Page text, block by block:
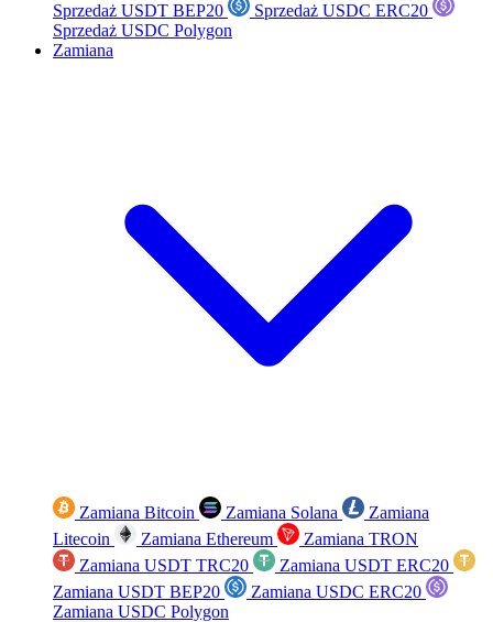
Sprzedaż USDT BEP20
Sprzedaż USDC ERC20
Sprzedaż USDC Polygon
Zamiana
Zamiana Bitcoin Zamiana Solana
Zamiana
Litecoin
Zamiana Ethereum
Zamiana TRON
Zamiana USDT TRC20
Zamiana USDT ERC20
Zamiana USDT BEP20
Zamiana USDC ERC20
Zamiana USDC Polygon